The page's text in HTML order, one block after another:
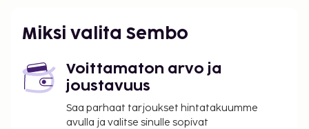
Miksi valita Sembo
Voittamaton arvo ja
joustavuus
Saa parhaat tarjoukset hintatakuumme
avulla ja valitse sinulle sopivat